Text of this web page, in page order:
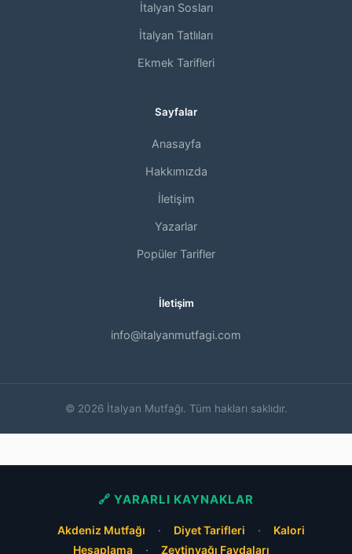
İtalyan Sosları
İtalyan Tatlıları
Ekmek Tarifleri
Sayfalar
Anasayfa
Hakkımızda
İletişim
Yazarlar
Popüler Tarifler
İletişim
info@italyanmutfagi.com
© 2026 İtalyan Mutfağı. Tüm hakları saklıdır.
🔗 YARARLI KAYNAKLAR
Akdeniz Mutfağı · Diyet Tarifleri ·
Kalori
Hesaplama
· Zeytinyağı Faydaları